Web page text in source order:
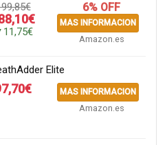
6% OFF
MAS INFORMACION
Amazon.es
Elite
MAS INFORMACION
Amazon.es